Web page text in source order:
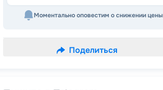
Моментально оповестим о снижении цены
Поделиться